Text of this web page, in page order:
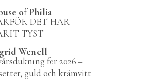
of Philia
DET HAR
TYST
Wenell
för 2026 –
guld och krämvitt